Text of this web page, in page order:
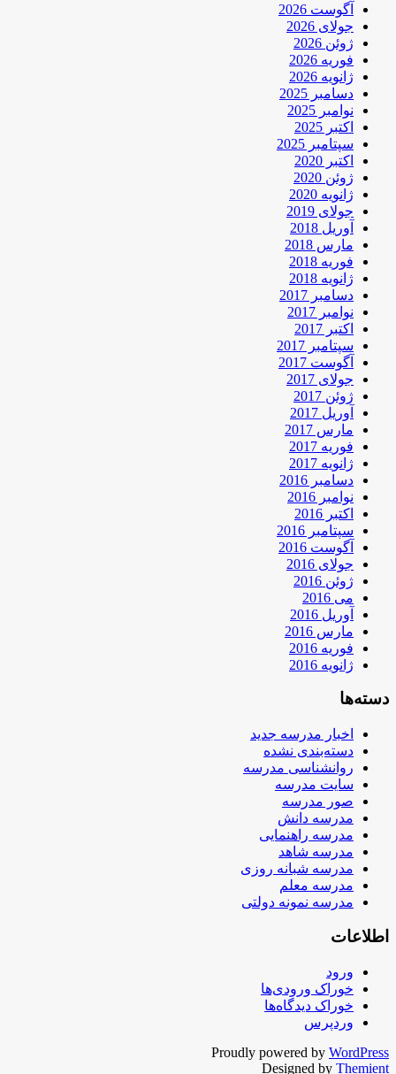
آگوست 2026
جولای 2026
ژوئن 2026
فوریه 2026
ژانویه 2026
دسامبر 2025
نوامبر 2025
اکتبر 2025
سپتامبر 2025
اکتبر 2020
ژوئن 2020
ژانویه 2020
جولای 2019
آوریل 2018
مارس 2018
فوریه 2018
ژانویه 2018
دسامبر 2017
نوامبر 2017
اکتبر 2017
سپتامبر 2017
آگوست 2017
جولای 2017
ژوئن 2017
آوریل 2017
مارس 2017
فوریه 2017
ژانویه 2017
دسامبر 2016
نوامبر 2016
اکتبر 2016
سپتامبر 2016
آگوست 2016
جولای 2016
ژوئن 2016
می 2016
آوریل 2016
مارس 2016
فوریه 2016
ژانویه 2016
دسته‌ها
اخبار مدرسه جدید
دسته‌بندی نشده
روانشناسی مدرسه
سایت مدرسه
صور مدرسه
مدرسه دانش
مدرسه راهنمایی
مدرسه شاهد
مدرسه شبانه روزی
مدرسه معلم
مدرسه نمونه دولتی
اطلاعات
ورود
خوراک ورودی‌ها
خوراک دیدگاه‌ها
وردپرس
Proudly powered by WordPress
Designed by Themient